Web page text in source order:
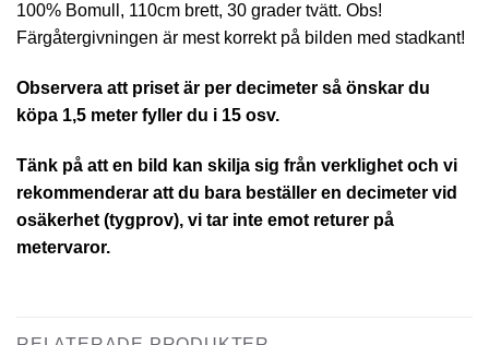
100% Bomull, 110cm brett, 30 grader tvätt. Obs!
Färgåtergivningen är mest korrekt på bilden med stadkant!
Observera att priset är per decimeter så önskar du
köpa 1,5 meter fyller du i 15 osv.
Tänk på att en bild kan skilja sig från verklighet och vi
rekommenderar att du bara beställer en decimeter vid
osäkerhet (tygprov), vi tar inte emot returer på
metervaror.